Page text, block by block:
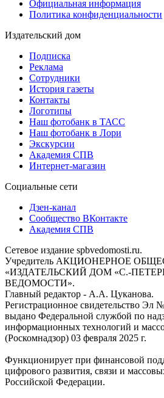
Официальная информация
Политика конфиденциальности
Издательский дом
Подписка
Реклама
Сотрудники
История газеты
Контакты
Логотипы
Наш фотобанк в ТАСС
Наш фотобанк в Лори
Экскурсии
Академия СПВ
Интернет-магазин
Социальные сети
Дзен-канал
Сообщество ВКонтакте
Академия СПВ
Сетевое издание spbvedomosti.ru.
Учредитель АКЦИОНЕРНОЕ
«ИЗДАТЕЛЬСКИЙ ДОМ «С.-
ВЕДОМОСТИ».
Главный редактор - А.А. Цуканова.
Регистрационное свидетельство Эл
выдано Федеральной службой по
информационных технологий и
(Роскомнадзор) 03 февраля 2025 г.
Функционирует при финансовой
цифрового развития, связи и
Российской Федерации.